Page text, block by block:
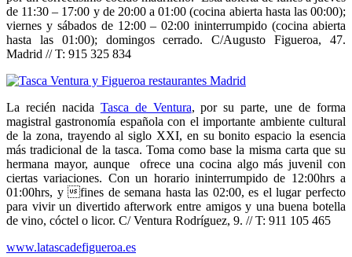
de 11:30 – 17:00 y de 20:00 a 01:00 (cocina abierta hasta las 00:00);
viernes y sábados de 12:00 – 02:00 ininterrumpido (cocina abierta
hasta las 01:00); domingos cerrado. C/Augusto Figueroa, 47.
Madrid // T: 915 325 834
La recién nacida Tasca de Ventura, por su parte, une de forma
magistral gastronomía española con el importante ambiente cultural
de la zona, trayendo al siglo XXI, en su bonito espacio la esencia
más tradicional de la tasca. Toma como base la misma carta que su
hermana mayor, aunque ofrece una cocina algo más juvenil con
ciertas variaciones. Con un horario ininterrumpido de 12:00hrs a
01:00hrs, y fines de semana hasta las 02:00, es el lugar perfecto
para vivir un divertido afterwork entre amigos y una buena botella
de vino, cóctel o licor. C/ Ventura Rodríguez, 9. // T: 911 105 465
www.latascadefigueroa.es